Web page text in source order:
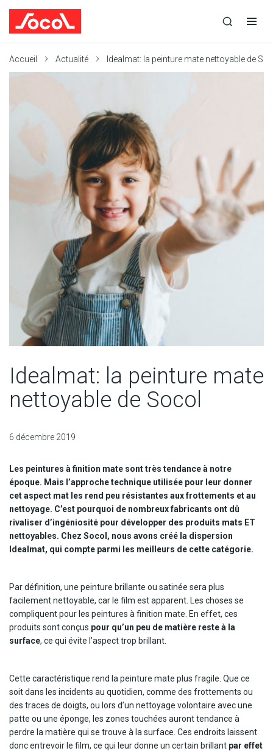
recherche
recherche
navigation
Accueil Actualité Idealmat: la peinture mate nettoyable de
Idealmat: la peinture mate
nettoyable de Socol
6 décembre 2019
Les peintures à finition mate sont très tendance à notre
époque. Mais l’approche technique utilisée pour leur donner
cet aspect mat les rend peu résistantes aux frottements et au
nettoyage. C’est pourquoi de nombreux fabricants ont dû
rivaliser d’ingéniosité pour développer des produits mats ET
nettoyables. Chez Socol, nous avons créé la dispersion
Idealmat, qui compte parmi les meilleurs de cette catégorie.
Par définition, une peinture brillante ou satinée sera plus
facilement nettoyable, car le film est apparent. Les choses se
compliquent pour les peintures à finition mate. En effet, ces
produits sont conçus pour qu’un peu de matière reste à la
surface, ce qui évite l’aspect trop brillant.
Cette caractéristique rend la peinture mate plus fragile. Que ce
soit dans les incidents au quotidien, comme des frottements ou
des traces de doigts, ou lors d’un nettoyage volontaire avec une
patte ou une éponge, les zones touchées auront tendance à
perdre la matière qui se trouve à la surface. Ces endroits laissent
donc entrevoir le film, ce qui leur donne un certain brillant par effet